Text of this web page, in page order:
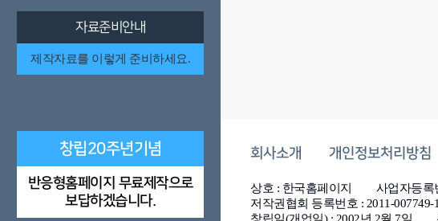
자료준비안내
제작자료를 이렇게 준비하세요.
창립20주년기념
반응형홈페이지 무료제작으로
보답하겠습니다.
회사소개 개인정보처리방침
상호 : 한국홈페이지 사업자등록
저작권협회 등록번호 : 2011-007749-1